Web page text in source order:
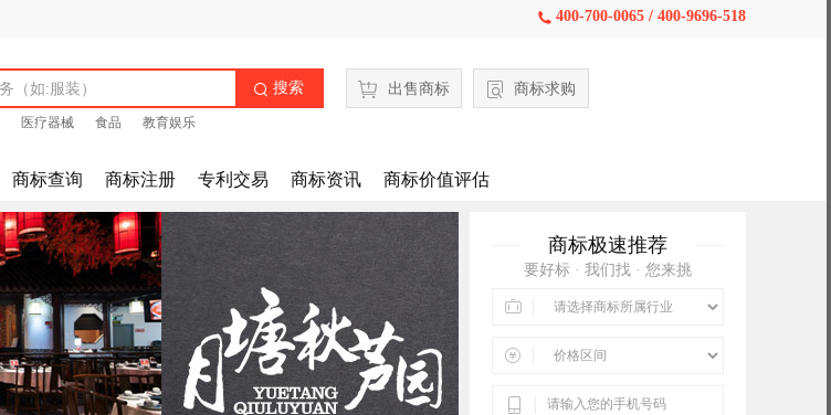
 400-700-0065 / 400-9696-518
 搜索
医疗器械 食品 教育娱乐
出售商标 商标求购
商标查询 商标注册 专利交易 商标资讯 商标价值评估
商标极速推荐
要好标 · 我们找 · 您来挑


